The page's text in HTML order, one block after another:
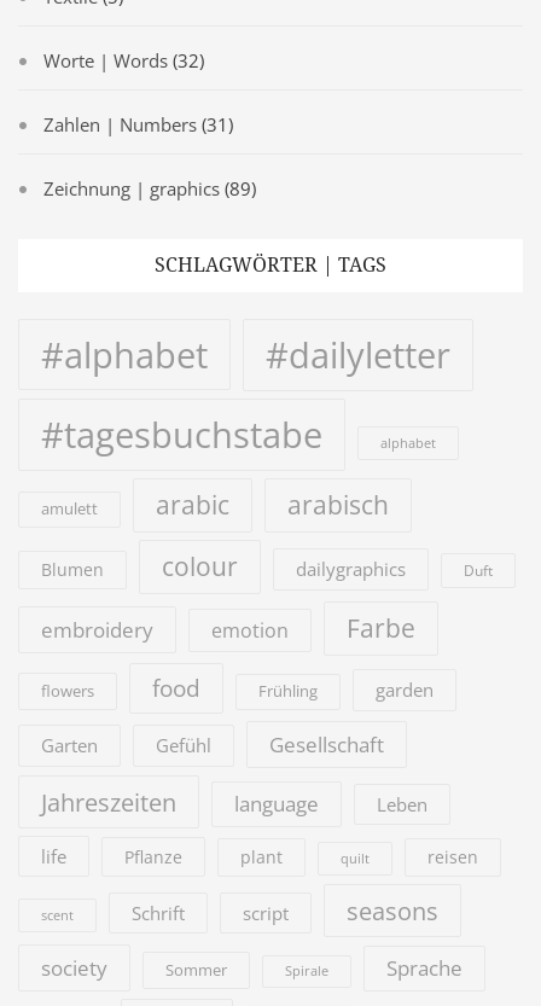
Worte | Words (32)
Zahlen | Numbers (31)
Zeichnung | graphics (89)
SCHLAGWÖRTER | TAGS
#alphabet
#dailyletter
#tagesbuchstabe
alphabet
amulett arabic arabisch
Blumen colour dailygraphics Duft
embroidery emotion Farbe
flowers food Frühling garden
Garten Gefühl Gesellschaft
Jahreszeiten language Leben
life Pflanze plant quilt reisen
scent Schrift script seasons
society Sommer Spirale Sprache